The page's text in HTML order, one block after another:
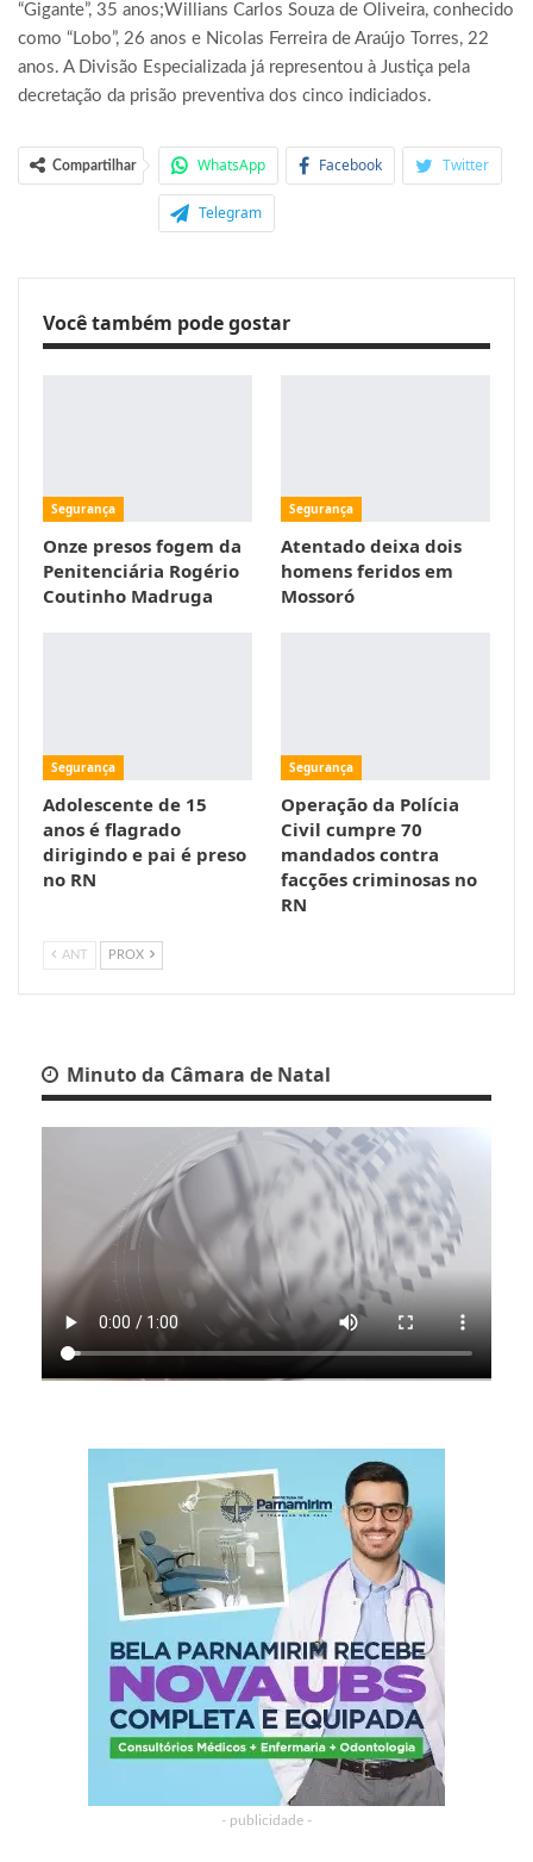
“Gigante”, 35 anos;Willians Carlos Souza de Oliveira, conhecido
como “Lobo”, 26 anos e Nicolas Ferreira de Araújo Torres, 22
anos. A Divisão Especializada já representou à Justiça pela
decretação da prisão preventiva dos cinco indiciados.
Compartilhar WhatsApp Facebook Twitter
Telegram
Você também pode gostar
Segurança
Onze presos fogem da
Penitenciária Rogério
Coutinho Madruga
Segurança
Atentado deixa dois
homens feridos em
Mossoró
Segurança
Adolescente de 15
anos é flagrado
dirigindo e pai é preso
no RN
Segurança
Operação da Polícia
Civil cumpre 70
mandados contra
facções criminosas no
RN
ANT PROX
Minuto da Câmara de Natal
- publicidade -